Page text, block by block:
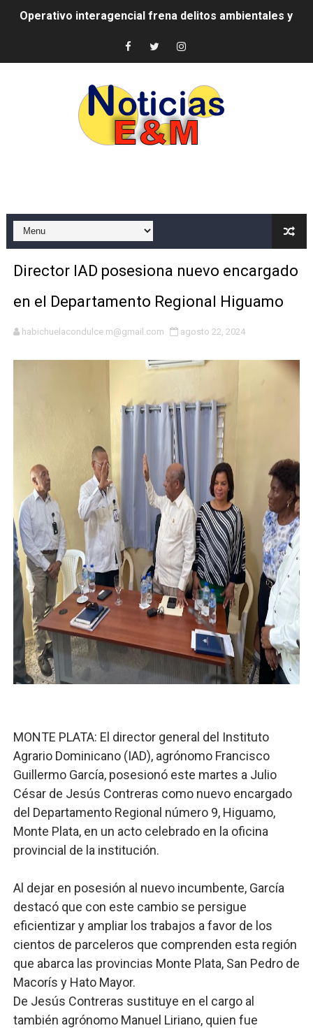
-Propeep y Gestión Presidencial encabezan entrega
MICM y CECCOM retienen 213,355 galones de
Bienes Nacionales recauda más de RD 57 millones en
​Domingo Plácido critica la situación económica y
Graduación XII Promoción Servicio Militar Voluntario
Fellito Suberví asegura en Carolina Mejía RD tiene la
Hipótesis policial sobre atentado a balazos en la
CESDN urge fortalecer el sistema eléctrico ante
Cacerolazos, gomas quemadas y bombas
Roberto Ángel Salcedo anuncia festival cultural para
Roberto Ángel Salcedo anuncia festival cultural para
Respuesta oportuna de Propeep permite a familia de
Juramentan a Angelina Biviana Riveiro como nueva
DIGEIG y Liga Municipal Dominicana impulsan metas
Tribunal Superior Administrativo anula permisos
JCE flexibiliza renovación de cédula: adiós al orden
Restaurante Amigos es reconocido por sus cuatro
Banco Popular escala 17 posiciones en los mil
SNS y el SRSO actualizan Manual de Comunicación
DGPCF: 55 años sembrando desarrollo y
Operativo interagencial frena delitos ambientales y
Director IAD posesiona nuevo encargado
en el Departamento Regional Higuamo
habichuelacondulce.m@gmail.com agosto 22, 2024
MONTE PLATA: El director general del Instituto
Agrario Dominicano (IAD), agrónomo Francisco
Guillermo García, posesionó este martes a Julio
César de Jesús Contreras como nuevo encargado
del Departamento Regional número 9, Higuamo,
Monte Plata, en un acto celebrado en la oficina
provincial de la institución.
Al dejar en posesión al nuevo incumbente, García
destacó que con este cambio se persigue
eficientizar y ampliar los trabajos a favor de los
cientos de parceleros que comprenden esta región
que abarca las provincias Monte Plata, San Pedro de
Macorís y Hato Mayor.
De Jesús Contreras sustituye en el cargo al
también agrónomo Manuel Liriano, quien fue